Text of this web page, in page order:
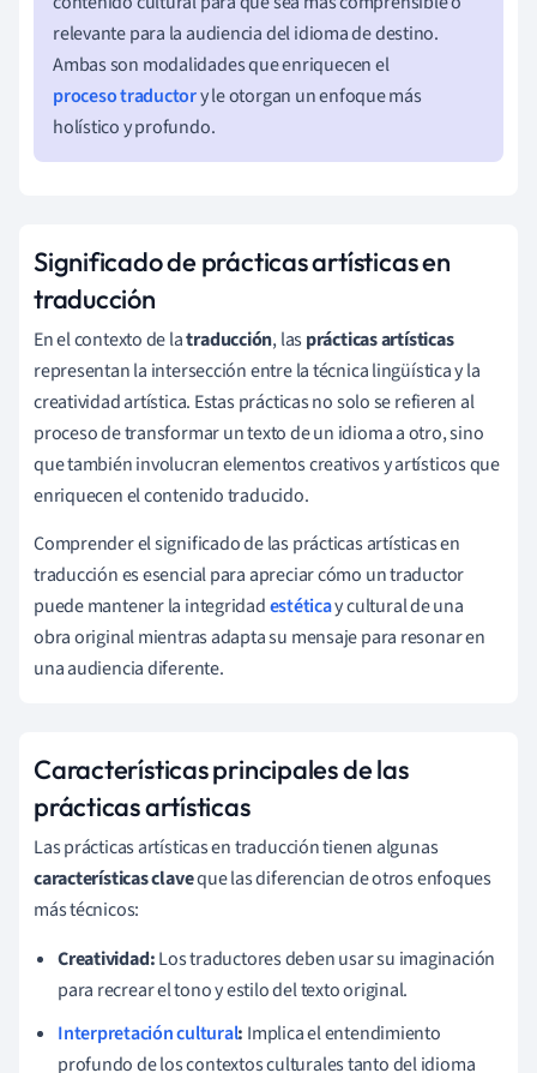
relevante para la audiencia del idioma de destino.
Ambas son modalidades que enriquecen el
proceso traductory le otorgan un enfoque más
holístico y profundo.
Significado de prácticas artísticas en
traducción
En el contexto de latraducción, lasprácticas artísticas
representan la intersección entre la técnica lingüística y la
creatividad artística. Estas prácticas no solo se refieren al
proceso de transformar un texto de un idioma a otro, sino
que también involucran elementos creativos y artísticos que
enriquecen el contenido traducido.
Comprender el significado de las prácticas artísticas en
traducción es esencial para apreciar cómo un traductor
puede mantener la integridadestéticay cultural de una
obra original mientras adapta su mensaje para resonar en
una audiencia diferente.
Características principales de las
prácticas artísticas
Las prácticas artísticas en traducción tienen algunas
características claveque las diferencian de otros enfoques
más técnicos:
Creatividad:Los traductores deben usar su imaginación
para recrear el tono y estilo del texto original.
Interpretación cultural: Implica el entendimiento
profundo de los contextos culturales tanto del idioma